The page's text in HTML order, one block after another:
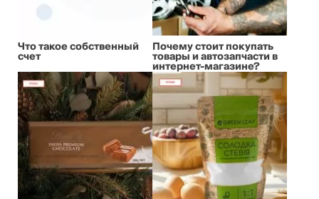
Что такое собственный
счет
Почему стоит покупать
товары и автозапчасти в
интернет-магазине?